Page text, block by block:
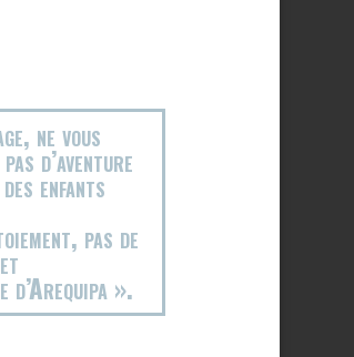
ne vous
d’aventure
enfants
pas de
».